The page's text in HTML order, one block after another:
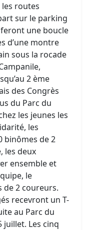
les routes
sur le parking
une boucle
d’une montre
sous la rocade
2 ème
des Congrès
du Parc du
les jeunes les
les
binômes de 2
les deux
ensemble et
le
de 2 coureurs.
recevront un T-
au Parc du
juillet. Les cinq